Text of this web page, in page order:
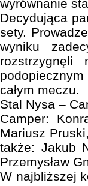
wyrównanie
Decydująca
sety.
wyniku
rozstrzygnęli
całym meczu.
Stal Nysa –
Camper:
Mariusz
także: Jakub
Przemysław
W najbliższej